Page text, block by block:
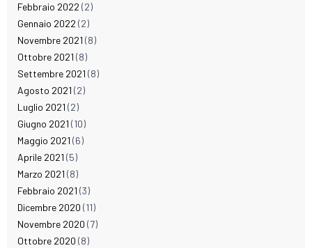
Febbraio 2022 (2)
Gennaio 2022 (2)
Novembre 2021 (8)
Ottobre 2021 (8)
Settembre 2021 (8)
Agosto 2021 (2)
Luglio 2021 (2)
Giugno 2021 (10)
Maggio 2021 (6)
Aprile 2021 (5)
Marzo 2021 (8)
Febbraio 2021 (3)
Dicembre 2020 (11)
Novembre 2020 (7)
Ottobre 2020 (8)